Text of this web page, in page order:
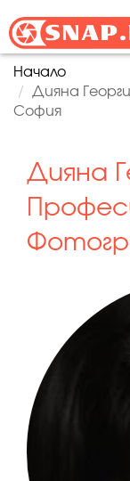
Начало
Дияна
София
Дияна